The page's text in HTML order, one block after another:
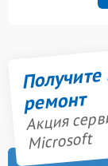
ремонт
Акция
Microsoft